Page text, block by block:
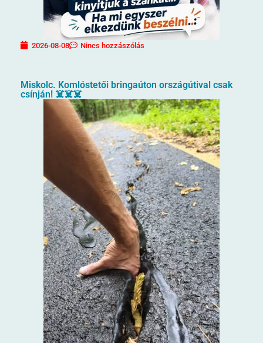
2026-08-08 Nincs hozzászólás
Miskolc. Komlóstetői bringaúton országútival csak
csínján! ☠️☠️☠️